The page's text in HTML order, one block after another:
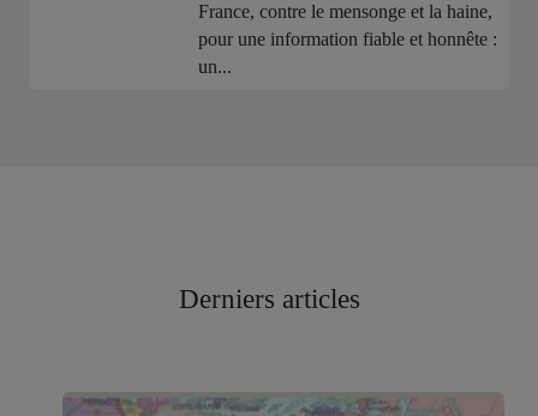
France, contre le mensonge et la haine,
pour une information fiable et honnête :
un...
Derniers articles